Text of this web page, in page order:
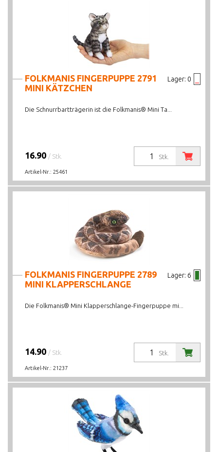
Lager: 0
FOLKMANIS FINGERPUPPE 2791
MINI KÄTZCHEN
Die Schnurrbartträgerin ist die Folkmanis® Mini Ta...
Stk.
16.90 / Stk.
Artikel-Nr.: 25461
Lager: 6
FOLKMANIS FINGERPUPPE 2789
MINI KLAPPERSCHLANGE
Die Folkmanis® Mini Klapperschlange-Fingerpuppe mi...
Stk.
14.90 / Stk.
Artikel-Nr.: 21237